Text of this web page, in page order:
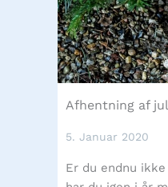
Afhentning af
5. Januar 2020
Er du endnu